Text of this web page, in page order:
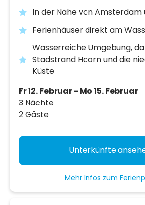
In der Nähe von Amsterdam
Ferienhäuser direkt am
Wasserreiche Umgebung,
Stadstrand Hoorn und die
Küste
Fr 12. Februar - Mo 15. Februar
3 Nächte
2 Gäste
Unterkünfte
Mehr Infos zum